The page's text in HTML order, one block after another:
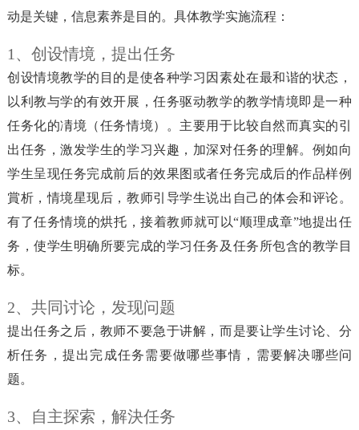
动是关键，信息素养是目的。具体教学实施流程：
1、创设情境，提出任务
创设情境教学的目的是使各种学习因素处在最和谐的状态，
以利教与学的有效开展，任务驱动教学的教学情境即是一种
任务化的凊境（任务情境）。主要用于比较自然而真实的引
出任务，激发学生的学习兴趣，加深对任务的理解。例如向
学生呈现任务完成前后的效果图或者任务完成后的作品样例
賞析，情境星现后，教师引导学生说出自己的体会和评论。
有了任务情境的烘托，接着教师就可以“顺理成章”地提出任
务，使学生明确所要完成的学习任务及任务所包含的教学目
标。
2、共同讨论，发现问题
提出任务之后，教师不要急于讲解，而是要让学生讨论、分
析任务，提出完成任务需要做哪些事情，需要解决哪些问
题。
3、自主探索，解決任务